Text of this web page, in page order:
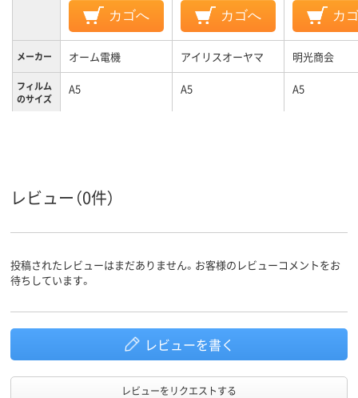
カゴへ カゴへ カ
メーカー オーム電機 アイリスオーヤマ 明光商会
フィルム
のサイズ
A5 A5 A5
レビュー（0件）
投稿されたレビューはまだありません。お客様のレビューコメントをお
待ちしています。
レビューを書く
レビューをリクエストする